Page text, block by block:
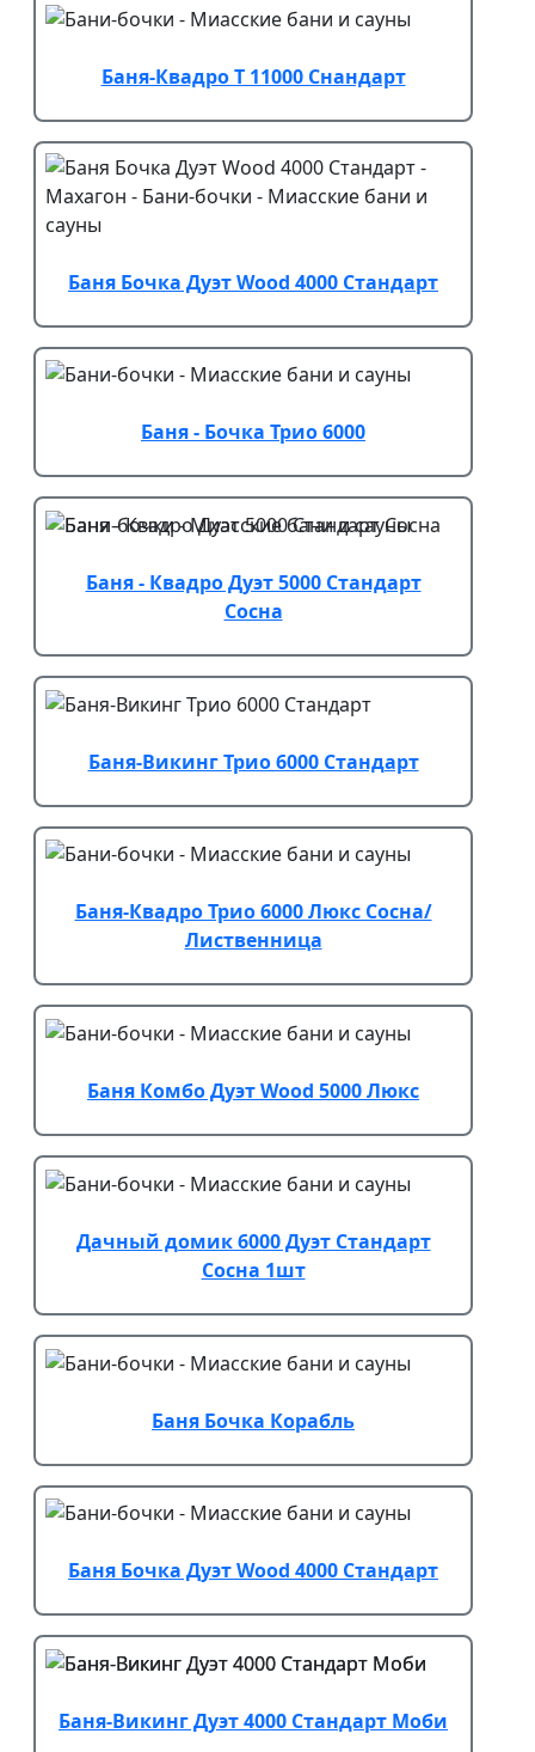
Баня-Квадро Т 11000 Снандарт
Баня Бочка Дуэт Wood 4000 Стандарт
Баня - Бочка Трио 6000
Баня - Квадро Дуэт 5000 Стандарт
Сосна
Баня-Викинг Трио 6000 Стандарт
Баня-Квадро Трио 6000 Люкс Сосна/
Лиственница
Баня Комбо Дуэт Wood 5000 Люкс
Дачный домик 6000 Дуэт Стандарт
Сосна 1шт
Баня Бочка Корабль
Баня Бочка Дуэт Wood 4000 Стандарт
Баня-Викинг Дуэт 4000 Стандарт Моби